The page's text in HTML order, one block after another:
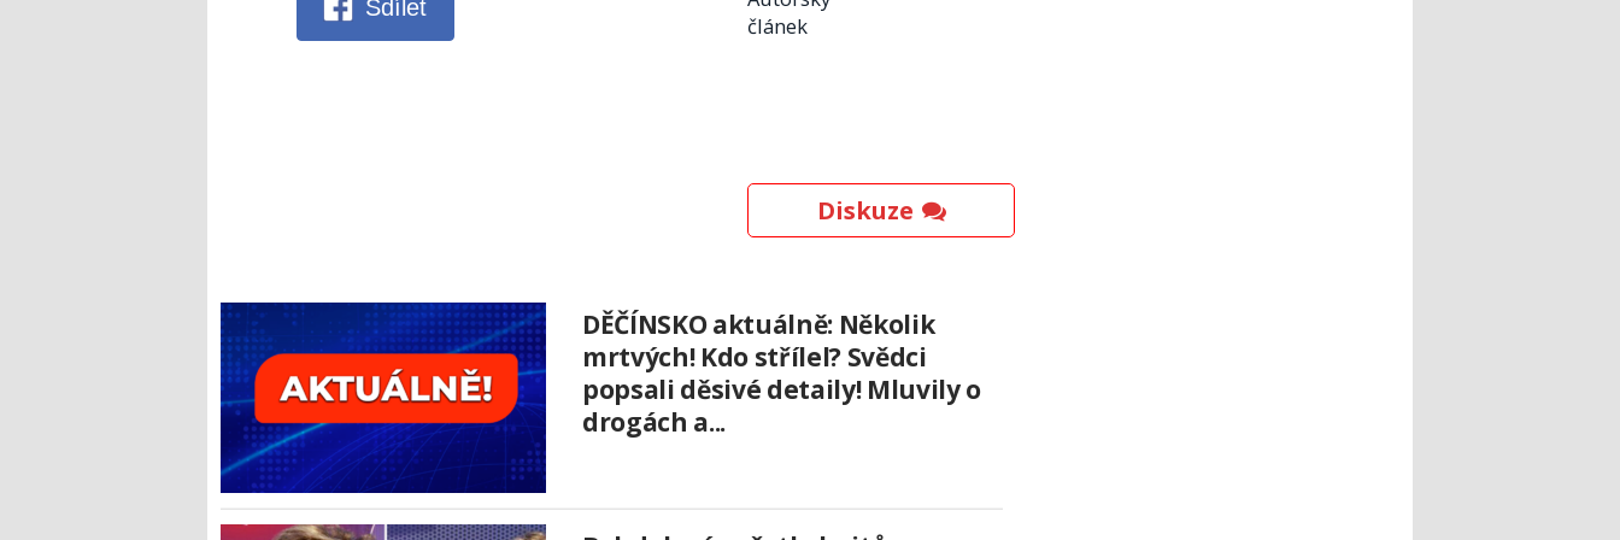
Sdílet
článek
Diskuze
DĚČÍNSKO aktuálně: Několik
mrtvých! Kdo střílel? Svědci
popsali děsivé detaily! Mluvily o
drogách a...